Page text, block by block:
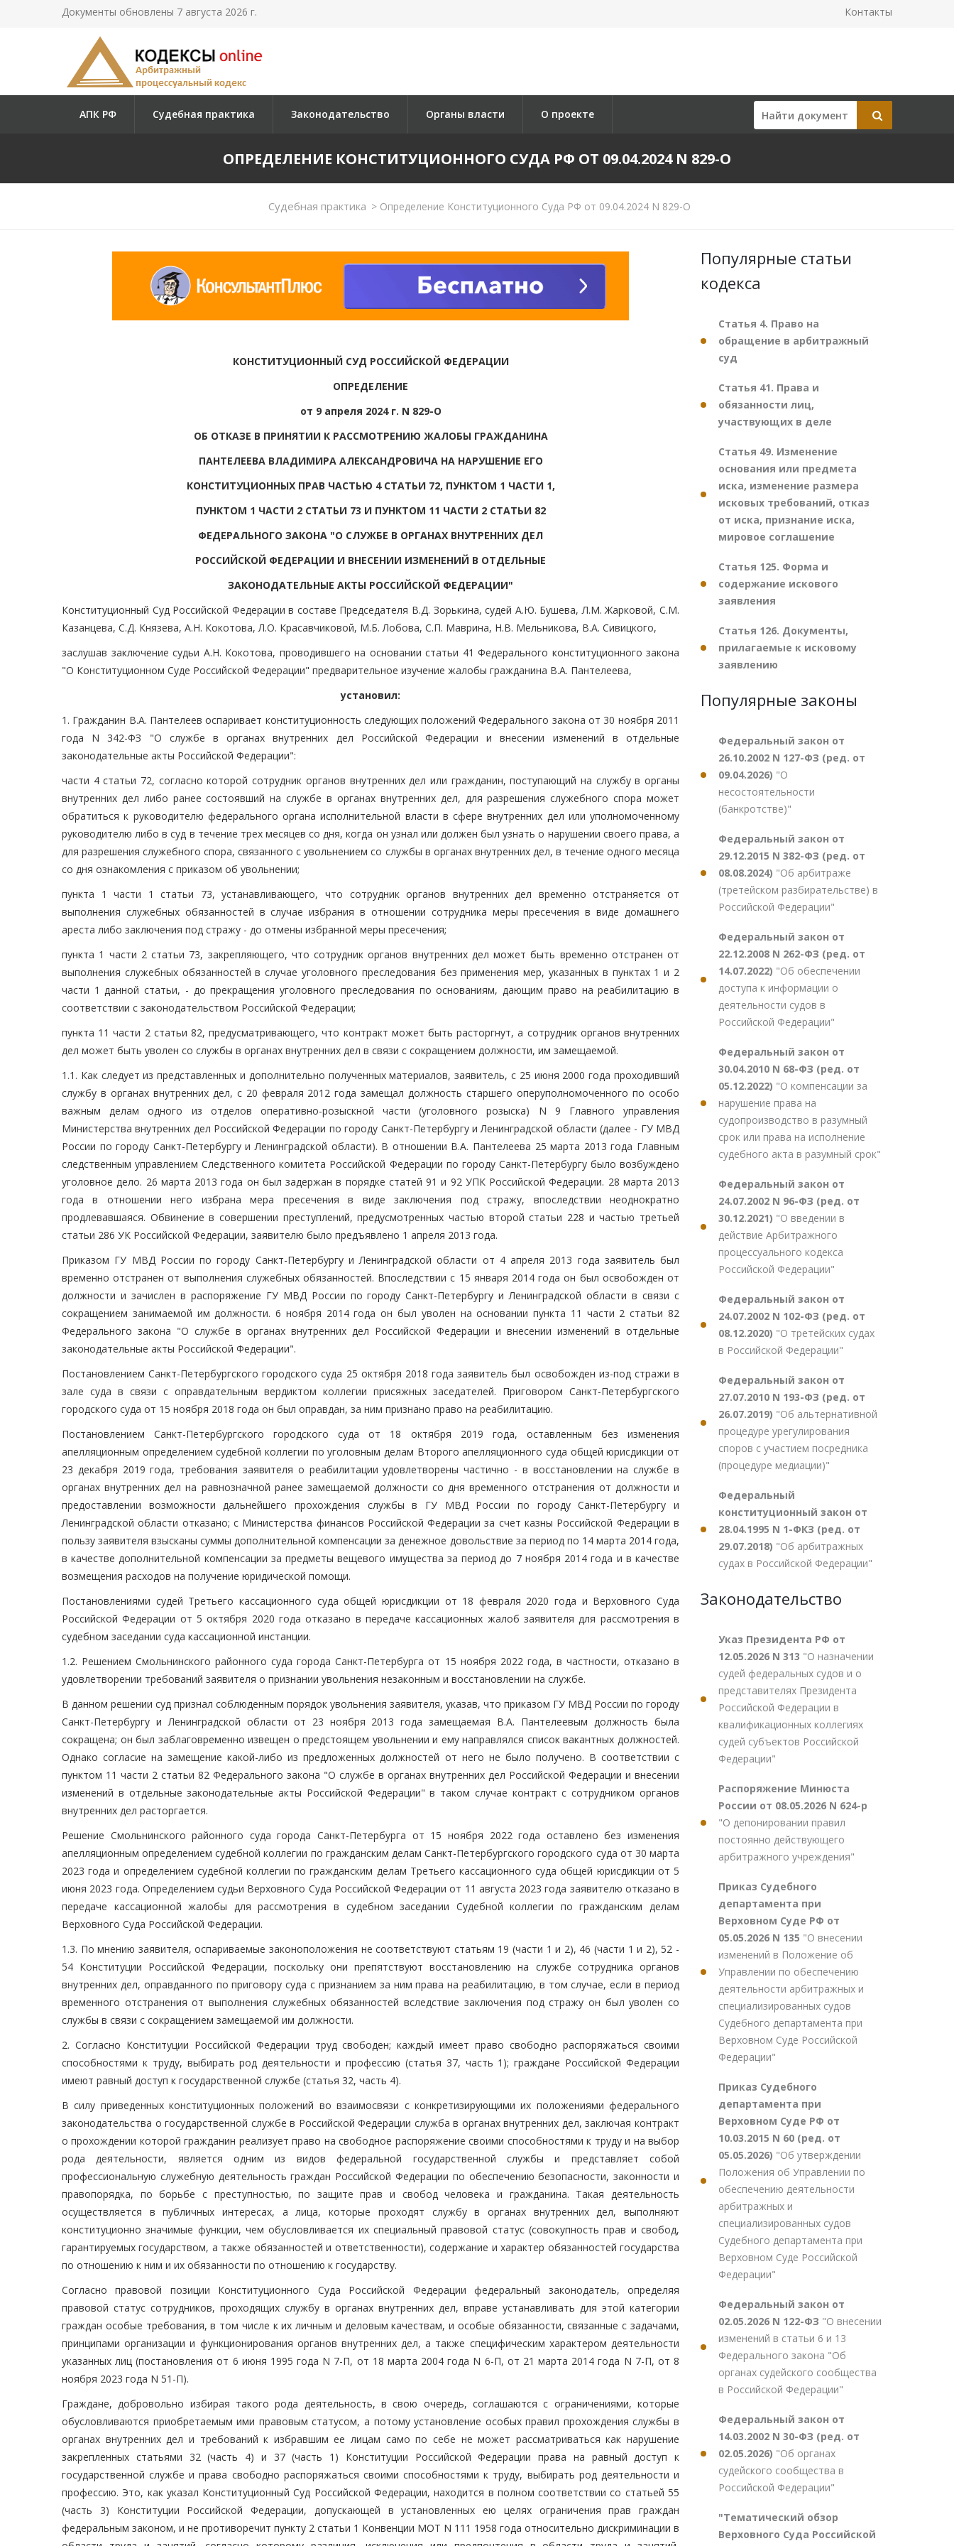
Документы обновлены 7 августа 2026 г. Контакты
АПК РФ Судебная практика Законодательство Органы власти О проекте
ОПРЕДЕЛЕНИЕ КОНСТИТУЦИОННОГО СУДА РФ ОТ 09.04.2024 N 829-О
Судебная практика > Определение Конституционного Суда РФ от 09.04.2024 N 829-О
КОНСТИТУЦИОННЫЙ СУД РОССИЙСКОЙ ФЕДЕРАЦИИ
ОПРЕДЕЛЕНИЕ
от 9 апреля 2024 г. N 829-О
ОБ ОТКАЗЕ В ПРИНЯТИИ К РАССМОТРЕНИЮ ЖАЛОБЫ ГРАЖДАНИНА
ПАНТЕЛЕЕВА ВЛАДИМИРА АЛЕКСАНДРОВИЧА НА НАРУШЕНИЕ ЕГО
КОНСТИТУЦИОННЫХ ПРАВ ЧАСТЬЮ 4 СТАТЬИ 72, ПУНКТОМ 1 ЧАСТИ 1,
ПУНКТОМ 1 ЧАСТИ 2 СТАТЬИ 73 И ПУНКТОМ 11 ЧАСТИ 2 СТАТЬИ 82
ФЕДЕРАЛЬНОГО ЗАКОНА "О СЛУЖБЕ В ОРГАНАХ ВНУТРЕННИХ ДЕЛ
РОССИЙСКОЙ ФЕДЕРАЦИИ И ВНЕСЕНИИ ИЗМЕНЕНИЙ В ОТДЕЛЬНЫЕ
ЗАКОНОДАТЕЛЬНЫЕ АКТЫ РОССИЙСКОЙ ФЕДЕРАЦИИ"
Конституционный Суд Российской Федерации в составе Председателя В.Д. Зорькина, судей А.Ю. Бушева, Л.М. Жарковой, С.М.
Казанцева, С.Д. Князева, А.Н. Кокотова, Л.О. Красавчиковой, М.Б. Лобова, С.П. Маврина, Н.В. Мельникова, В.А. Сивицкого,
заслушав заключение судьи А.Н. Кокотова, проводившего на основании статьи 41 Федерального конституционного закона
"О Конституционном Суде Российской Федерации" предварительное изучение жалобы гражданина В.А. Пантелеева,
установил:
1. Гражданин В.А. Пантелеев оспаривает конституционность следующих положений Федерального закона от 30 ноября 2011
года N 342-ФЗ "О службе в органах внутренних дел Российской Федерации и внесении изменений в отдельные
законодательные акты Российской Федерации":
части 4 статьи 72, согласно которой сотрудник органов внутренних дел или гражданин, поступающий на службу в органы
внутренних дел либо ранее состоявший на службе в органах внутренних дел, для разрешения служебного спора может
обратиться к руководителю федерального органа исполнительной власти в сфере внутренних дел или уполномоченному
руководителю либо в суд в течение трех месяцев со дня, когда он узнал или должен был узнать о нарушении своего права, а
для разрешения служебного спора, связанного с увольнением со службы в органах внутренних дел, в течение одного месяца
со дня ознакомления с приказом об увольнении;
пункта 1 части 1 статьи 73, устанавливающего, что сотрудник органов внутренних дел временно отстраняется от
выполнения служебных обязанностей в случае избрания в отношении сотрудника меры пресечения в виде домашнего
ареста либо заключения под стражу - до отмены избранной меры пресечения;
пункта 1 части 2 статьи 73, закрепляющего, что сотрудник органов внутренних дел может быть временно отстранен от
выполнения служебных обязанностей в случае уголовного преследования без применения мер, указанных в пунктах 1 и 2
части 1 данной статьи, - до прекращения уголовного преследования по основаниям, дающим право на реабилитацию в
соответствии с законодательством Российской Федерации;
пункта 11 части 2 статьи 82, предусматривающего, что контракт может быть расторгнут, а сотрудник органов внутренних
дел может быть уволен со службы в органах внутренних дел в связи с сокращением должности, им замещаемой.
1.1. Как следует из представленных и дополнительно полученных материалов, заявитель, с 25 июня 2000 года проходивший
службу в органах внутренних дел, с 20 февраля 2012 года замещал должность старшего оперуполномоченного по особо
важным делам одного из отделов оперативно-розыскной части (уголовного розыска) N 9 Главного управления
Министерства внутренних дел Российской Федерации по городу Санкт-Петербургу и Ленинградской области (далее - ГУ МВД
России по городу Санкт-Петербургу и Ленинградской области). В отношении В.А. Пантелеева 25 марта 2013 года Главным
следственным управлением Следственного комитета Российской Федерации по городу Санкт-Петербургу было возбуждено
уголовное дело. 26 марта 2013 года он был задержан в порядке статей 91 и 92 УПК Российской Федерации. 28 марта 2013
года в отношении него избрана мера пресечения в виде заключения под стражу, впоследствии неоднократно
продлевавшаяся. Обвинение в совершении преступлений, предусмотренных частью второй статьи 228 и частью третьей
статьи 286 УК Российской Федерации, заявителю было предъявлено 1 апреля 2013 года.
Приказом ГУ МВД России по городу Санкт-Петербургу и Ленинградской области от 4 апреля 2013 года заявитель был
временно отстранен от выполнения служебных обязанностей. Впоследствии с 15 января 2014 года он был освобожден от
должности и зачислен в распоряжение ГУ МВД России по городу Санкт-Петербургу и Ленинградской области в связи с
сокращением занимаемой им должности. 6 ноября 2014 года он был уволен на основании пункта 11 части 2 статьи 82
Федерального закона "О службе в органах внутренних дел Российской Федерации и внесении изменений в отдельные
законодательные акты Российской Федерации".
Постановлением Санкт-Петербургского городского суда 25 октября 2018 года заявитель был освобожден из-под стражи в
зале суда в связи с оправдательным вердиктом коллегии присяжных заседателей. Приговором Санкт-Петербургского
городского суда от 15 ноября 2018 года он был оправдан, за ним признано право на реабилитацию.
Постановлением Санкт-Петербургского городского суда от 18 октября 2019 года, оставленным без изменения
апелляционным определением судебной коллегии по уголовным делам Второго апелляционного суда общей юрисдикции от
23 декабря 2019 года, требования заявителя о реабилитации удовлетворены частично - в восстановлении на службе в
органах внутренних дел на равнозначной ранее замещаемой должности со дня временного отстранения от должности и
предоставлении возможности дальнейшего прохождения службы в ГУ МВД России по городу Санкт-Петербургу и
Ленинградской области отказано; с Министерства финансов Российской Федерации за счет казны Российской Федерации в
пользу заявителя взысканы суммы дополнительной компенсации за денежное довольствие за период по 14 марта 2014 года,
в качестве дополнительной компенсации за предметы вещевого имущества за период до 7 ноября 2014 года и в качестве
возмещения расходов на получение юридической помощи.
Постановлениями судей Третьего кассационного суда общей юрисдикции от 18 февраля 2020 года и Верховного Суда
Российской Федерации от 5 октября 2020 года отказано в передаче кассационных жалоб заявителя для рассмотрения в
судебном заседании суда кассационной инстанции.
1.2. Решением Смольнинского районного суда города Санкт-Петербурга от 15 ноября 2022 года, в частности, отказано в
удовлетворении требований заявителя о признании увольнения незаконным и восстановлении на службе.
В данном решении суд признал соблюденным порядок увольнения заявителя, указав, что приказом ГУ МВД России по городу
Санкт-Петербургу и Ленинградской области от 23 ноября 2013 года замещаемая В.А. Пантелеевым должность была
сокращена; он был заблаговременно извещен о предстоящем увольнении и ему направлялся список вакантных должностей.
Однако согласие на замещение какой-либо из предложенных должностей от него не было получено. В соответствии с
пунктом 11 части 2 статьи 82 Федерального закона "О службе в органах внутренних дел Российской Федерации и внесении
изменений в отдельные законодательные акты Российской Федерации" в таком случае контракт с сотрудником органов
внутренних дел расторгается.
Решение Смольнинского районного суда города Санкт-Петербурга от 15 ноября 2022 года оставлено без изменения
апелляционным определением судебной коллегии по гражданским делам Санкт-Петербургского городского суда от 30 марта
2023 года и определением судебной коллегии по гражданским делам Третьего кассационного суда общей юрисдикции от 5
июня 2023 года. Определением судьи Верховного Суда Российской Федерации от 11 августа 2023 года заявителю отказано в
передаче кассационной жалобы для рассмотрения в судебном заседании Судебной коллегии по гражданским делам
Верховного Суда Российской Федерации.
1.3. По мнению заявителя, оспариваемые законоположения не соответствуют статьям 19 (части 1 и 2), 46 (части 1 и 2), 52 -
54 Конституции Российской Федерации, поскольку они препятствуют восстановлению на службе сотрудника органов
внутренних дел, оправданного по приговору суда с признанием за ним права на реабилитацию, в том случае, если в период
временного отстранения от выполнения служебных обязанностей вследствие заключения под стражу он был уволен со
службы в связи с сокращением замещаемой им должности.
2. Согласно Конституции Российской Федерации труд свободен; каждый имеет право свободно распоряжаться своими
способностями к труду, выбирать род деятельности и профессию (статья 37, часть 1); граждане Российской Федерации
имеют равный доступ к государственной службе (статья 32, часть 4).
В силу приведенных конституционных положений во взаимосвязи с конкретизирующими их положениями федерального
законодательства о государственной службе в Российской Федерации служба в органах внутренних дел, заключая контракт
о прохождении которой гражданин реализует право на свободное распоряжение своими способностями к труду и на выбор
рода деятельности, является одним из видов федеральной государственной службы и представляет собой
профессиональную служебную деятельность граждан Российской Федерации по обеспечению безопасности, законности и
правопорядка, по борьбе с преступностью, по защите прав и свобод человека и гражданина. Такая деятельность
осуществляется в публичных интересах, а лица, которые проходят службу в органах внутренних дел, выполняют
конституционно значимые функции, чем обусловливается их специальный правовой статус (совокупность прав и свобод,
гарантируемых государством, а также обязанностей и ответственности), содержание и характер обязанностей государства
по отношению к ним и их обязанности по отношению к государству.
Согласно правовой позиции Конституционного Суда Российской Федерации федеральный законодатель, определяя
правовой статус сотрудников, проходящих службу в органах внутренних дел, вправе устанавливать для этой категории
граждан особые требования, в том числе к их личным и деловым качествам, и особые обязанности, связанные с задачами,
принципами организации и функционирования органов внутренних дел, а также специфическим характером деятельности
указанных лиц (постановления от 6 июня 1995 года N 7-П, от 18 марта 2004 года N 6-П, от 21 марта 2014 года N 7-П, от 8
ноября 2023 года N 51-П).
Граждане, добровольно избирая такого рода деятельность, в свою очередь, соглашаются с ограничениями, которые
обусловливаются приобретаемым ими правовым статусом, а потому установление особых правил прохождения службы в
органах внутренних дел и требований к избравшим ее лицам само по себе не может рассматриваться как нарушение
закрепленных статьями 32 (часть 4) и 37 (часть 1) Конституции Российской Федерации права на равный доступ к
государственной службе и права свободно распоряжаться своими способностями к труду, выбирать род деятельности и
профессию. Это, как указал Конституционный Суд Российской Федерации, находится в полном соответствии со статьей 55
(часть 3) Конституции Российской Федерации, допускающей в установленных ею целях ограничения прав граждан
федеральным законом, и не противоречит пункту 2 статьи 1 Конвенции МОТ N 111 1958 года относительно дискриминации в
Популярные статьи
кодекса
Статья 4. Право на
обращение в арбитражный
суд
Статья 41. Права и
обязанности лиц,
участвующих в деле
Статья 49. Изменение
основания или предмета
иска, изменение размера
исковых требований, отказ
от иска, признание иска,
мировое соглашение
Статья 125. Форма и
содержание искового
заявления
Статья 126. Документы,
прилагаемые к исковому
заявлению
Популярные законы
Федеральный закон от
26.10.2002 N 127-ФЗ (ред. от
09.04.2026) "О
несостоятельности
(банкротстве)"
Федеральный закон от
29.12.2015 N 382-ФЗ (ред. от
08.08.2024) "Об арбитраже
(третейском разбирательстве) в
Российской Федерации"
Федеральный закон от
22.12.2008 N 262-ФЗ (ред. от
14.07.2022) "Об обеспечении
доступа к информации о
деятельности судов в
Российской Федерации"
Федеральный закон от
30.04.2010 N 68-ФЗ (ред. от
05.12.2022) "О компенсации за
нарушение права на
судопроизводство в разумный
срок или права на исполнение
судебного акта в разумный срок"
Федеральный закон от
24.07.2002 N 96-ФЗ (ред. от
30.12.2021) "О введении в
действие Арбитражного
процессуального кодекса
Российской Федерации"
Федеральный закон от
24.07.2002 N 102-ФЗ (ред. от
08.12.2020) "О третейских судах
в Российской Федерации"
Федеральный закон от
27.07.2010 N 193-ФЗ (ред. от
26.07.2019) "Об альтернативной
процедуре урегулирования
споров с участием посредника
(процедуре медиации)"
Федеральный
конституционный закон от
28.04.1995 N 1-ФКЗ (ред. от
29.07.2018) "Об арбитражных
судах в Российской Федерации"
Законодательство
Указ Президента РФ от
12.05.2026 N 313 "О назначении
судей федеральных судов и о
представителях Президента
Российской Федерации в
квалификационных коллегиях
судей субъектов Российской
Федерации"
Распоряжение Минюста
России от 08.05.2026 N 624-р
"О депонировании правил
постоянно действующего
арбитражного учреждения"
Приказ Судебного
департамента при
Верховном Суде РФ от
05.05.2026 N 135 "О внесении
изменений в Положение об
Управлении по обеспечению
деятельности арбитражных и
специализированных судов
Судебного департамента при
Верховном Суде Российской
Федерации"
Приказ Судебного
департамента при
Верховном Суде РФ от
10.03.2015 N 60 (ред. от
05.05.2026) "Об утверждении
Положения об Управлении по
обеспечению деятельности
арбитражных и
специализированных судов
Судебного департамента при
Верховном Суде Российской
Федерации"
Федеральный закон от
02.05.2026 N 122-ФЗ "О внесении
изменений в статьи 6 и 13
Федерального закона "Об
органах судейского сообщества
в Российской Федерации"
Федеральный закон от
14.03.2002 N 30-ФЗ (ред. от
02.05.2026) "Об органах
судейского сообщества в
Российской Федерации"
"Тематический обзор
Верховного Суда Российской